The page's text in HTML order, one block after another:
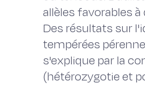
allèles favorables
Des résultats sur
tempérées
s'explique par la
(hétérozygotie et